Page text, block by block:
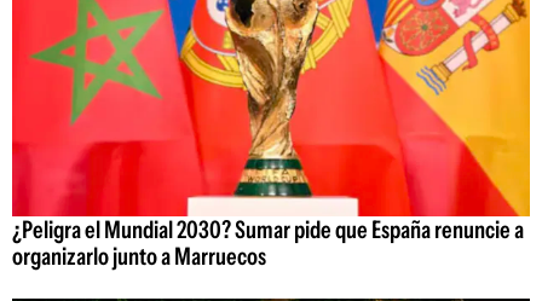
¿Peligra el Mundial 2030? Sumar pide que España renuncie a
organizarlo junto a Marruecos